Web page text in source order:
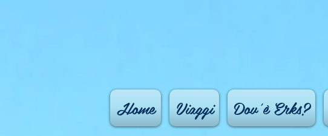
Home Viaggi Dov'è Erks?